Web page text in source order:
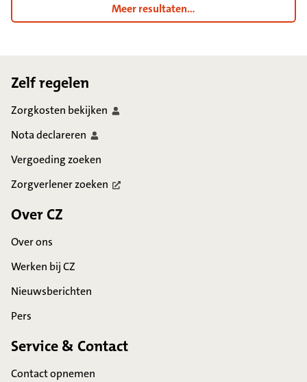
Meer resultaten...
Zelf regelen
Zorgkosten bekijken
Notadeclareren
Vergoeding zoeken
Zorgverlenerzoeken
Over CZ
Over ons
Werken bij CZ
Nieuwsberichten
Pers
Service & Contact
Contact opnemen